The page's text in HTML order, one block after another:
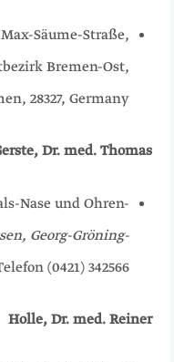
Säume-Straße,
Bremen-Ost,
28327, Germany
Dr. med. Thomas
Nase und Ohren-
Georg-Gröning-
(0421) 342566
Holle, Dr. med. Reiner